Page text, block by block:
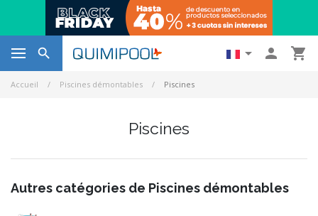
   
Accueil Piscines démontables Piscines
Piscines
Autres catégories de Piscines démontables